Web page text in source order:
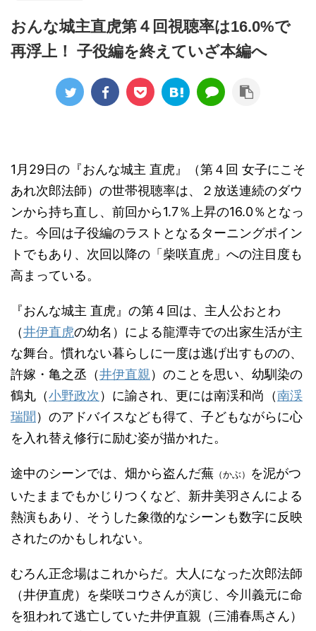
おんな城主直虎第４回視聴率は16.0%で
再浮上！ 子役編を終えていざ本編へ
1月29日の『おんな城主 直虎』（第４回 女子にこそ
あれ次郎法師）の世帯視聴率は、２放送連続のダウ
ンから持ち直し、前回から1.7％上昇の16.0％となっ
た。今回は子役編のラストとなるターニングポイン
トでもあり、次回以降の「柴咲直虎」への注目度も
高まっている。
『おんな城主 直虎』の第４回は、主人公おとわ
（井伊直虎の幼名）による龍潭寺での出家生活が主
な舞台。慣れない暮らしに一度は逃げ出すものの、
許嫁・亀之丞（井伊直親）のことを思い、幼馴染の
鶴丸（小野政次 ）に諭され、更には南渓和尚（南渓
瑞聞 ）のアドバイスなども得て、子どもながらに心
を入れ替え修行に励む姿が描かれた。
途中のシーンでは、畑から盗んだ蕪 （かぶ）
を泥がつ
いたままでもかじりつくなど、新井美羽さんによる
熱演もあり、そうした象徴的なシーンも数字に反映
されたのかもしれない。
むろん正念場はこれからだ。大人になった次郎法師
（井伊直虎）を柴咲コウさんが演じ、今川義元に命
を狙われて逃亡していた井伊直親（三浦春馬さん）